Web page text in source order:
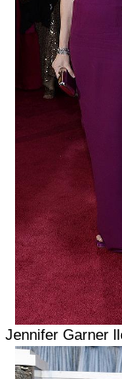
Jennifer Garner